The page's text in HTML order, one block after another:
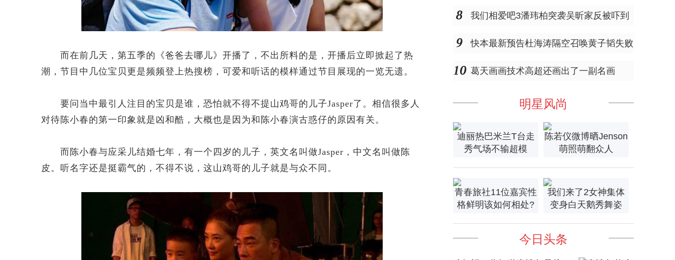
而在前几天，第五季的《爸爸去哪儿》开播了，不出所料的是，开播后立即掀起了热
潮，节目中几位宝贝更是频频登上热搜榜，可爱和听话的模样通过节目展现的一览无遗。
要问当中最引人注目的宝贝是谁，恐怕就不得不提山鸡哥的儿子Jasper了。相信很多人
对待陈小春的第一印象就是凶和酷，大概也是因为和陈小春演古惑仔的原因有关。
而陈小春与应采儿结婚七年，有一个四岁的儿子，英文名叫做Jasper，中文名叫做陈
皮。听名字还是挺霸气的，不得不说，这山鸡哥的儿子就是与众不同。
我们相爱吧3潘玮柏突袭吴昕家反被吓到
快本最新预告杜海涛隔空召唤黄子韬失败
葛天画画技术高超还画出了一副名画
明星风尚
迪丽热巴米兰T台走
秀气场不输超模
陈若仪微博晒Jenson
萌照萌翻众人
青春旅社11位嘉宾性
格鲜明该如何相处?
我们来了2女神集体
变身白天鹅秀舞姿
今日头条